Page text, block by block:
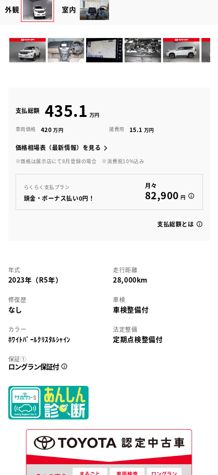
外観 室内
支払総額 435.1
車両価格 420 諸費用 15.1
価格相場表（最新情報）を見る
※価格は展示店にて8月登録の場合 ※消費税10%込み
らくらく支払プラン
頭金・ボーナス払い0円！
月々
82,900 円
支払総額とは
年式
2023年（R5年）
走行距離
28,000km
修復歴
なし
車検
車検整備付
カラー
ﾎﾜｲﾄﾊﾟｰﾙｸﾘｽﾀﾙｼｬｲﾝ
法定整備
定期点検整備付
保証①
ロングラン保証付